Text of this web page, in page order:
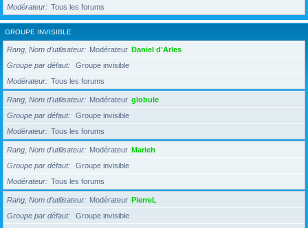
Modérateur
Tous les forums
GROUPE INVISIBLE
Rang, Nom d’utilisateur Modérateur Daniel d'Arles
Groupe par défaut
Groupe invisible
Modérateur
Tous les forums
Rang, Nom d’utilisateur Modérateur globule
Groupe par défaut
Groupe invisible
Modérateur
Tous les forums
Rang, Nom d’utilisateur Modérateur Marieh
Groupe par défaut
Groupe invisible
Modérateur
Tous les forums
Rang, Nom d’utilisateur Modérateur PierreL
Groupe par défaut
Groupe invisible